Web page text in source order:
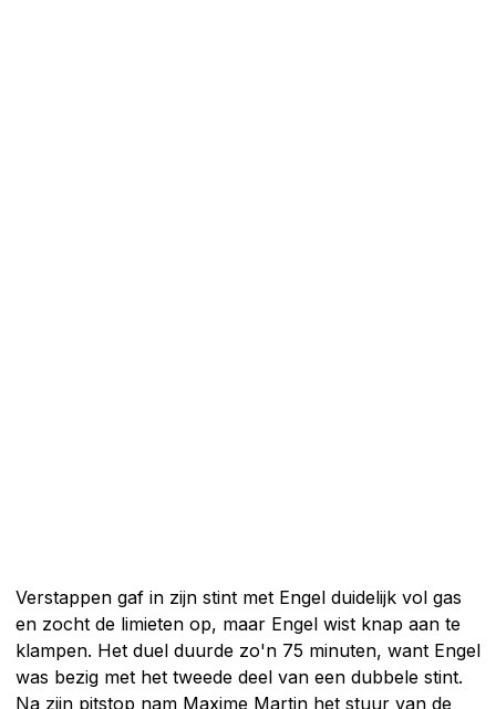
Verstappen gaf in zijn stint met Engel duidelijk vol gas
en zocht de limieten op, maar Engel wist knap aan te
klampen. Het duel duurde zo'n 75 minuten, want Engel
was bezig met het tweede deel van een dubbele stint.
Na zijn pitstop nam Maxime Martin het stuur van de